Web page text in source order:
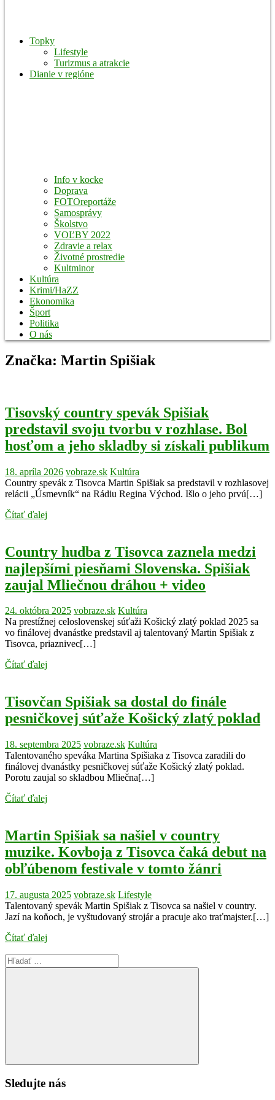
Topky
Lifestyle
Turizmus a atrakcie
Dianie v regióne
Info v kocke
Doprava
FOTOreportáže
Samosprávy
Školstvo
VOĽBY 2022
Zdravie a relax
Životné prostredie
Kultminor
Kultúra
Krimi/HaZZ
Ekonomika
Šport
Politika
O nás
Značka: Martin Spišiak
Tisovský country spevák Spišiak
predstavil svoju tvorbu v rozhlase. Bol
hosťom a jeho skladby si získali publikum
18. apríla 2026 vobraze.sk Kultúra
Country spevák z Tisovca Martin Spišiak sa predstavil v rozhlasovej
relácii „Úsmevník“ na Rádiu Regina Východ. Išlo o jeho prvú[…]
Čítať ďalej
Country hudba z Tisovca zaznela medzi
najlepšími piesňami Slovenska. Spišiak
zaujal Mliečnou dráhou + video
24. októbra 2025 vobraze.sk Kultúra
Na prestížnej celoslovenskej súťaži Košický zlatý poklad 2025 sa
vo finálovej dvanástke predstavil aj talentovaný Martin Spišiak z
Tisovca, priaznivec[…]
Čítať ďalej
Tisovčan Spišiak sa dostal do finále
pesničkovej súťaže Košický zlatý poklad
18. septembra 2025 vobraze.sk Kultúra
Talentovaného speváka Martina Spišiaka z Tisovca zaradili do
finálovej dvanástky pesničkovej súťaže Košický zlatý poklad.
Porotu zaujal so skladbou Mliečna[…]
Čítať ďalej
Martin Spišiak sa našiel v country
muzike. Kovboja z Tisovca čaká debut na
obľúbenom festivale v tomto žánri
17. augusta 2025 vobraze.sk Lifestyle
Talentovaný spevák Martin Spišiak z Tisovca sa našiel v country.
Jazí na koňoch, je vyštudovaný strojár a pracuje ako traťmajster.[…]
Čítať ďalej
Search
for:
Search
Sledujte nás